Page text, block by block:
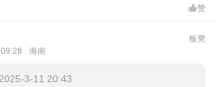
赞
板凳
海南
3-11 20:43